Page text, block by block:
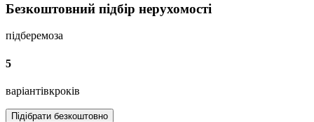
Безкоштовний підбір нерухомості
підберемоза
5
варіантівкроків
Підібрати безкоштовно